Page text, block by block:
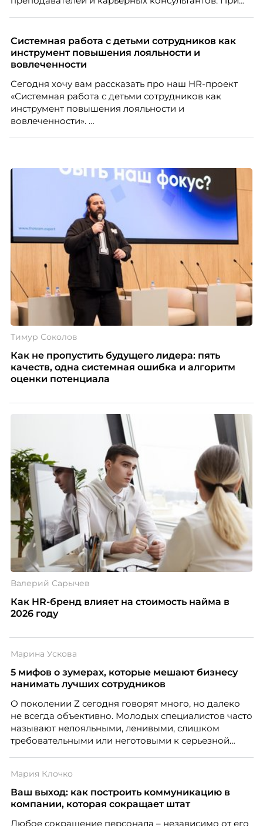
повысить эффективность сотрудников, ускорить
процессы, сохранить качество поддержки и
масштабироваться без роста команды. Так и
Skillbox.
Системная работа с детьми сотрудников как
инструмент повышения лояльности и
вовлеченности
Сегодня хочу вам рассказать про наш HR-проект
«Системная работа с детьми сотрудников как
инструмент повышения лояльности и
вовлеченности».
Тимур Соколов
Как не пропустить будущего лидера: пять
качеств, одна системная ошибка и алгоритм
оценки потенциала
Валерий Сарычев
Как HR-бренд влияет на стоимость найма в
2026 году
Марина Ускова
5 мифов о зумерах, которые мешают бизнесу
нанимать лучших сотрудников
О поколении Z сегодня говорят много, но далеко
не всегда объективно. Молодых специалистов часто
называют нелояльными, ленивыми, слишком
требовательными или неготовыми к серьезной
кадровых ошибок. В этой статье Марина Ускова,
руководитель отдела подбора персонала
рекрутинговой компании, разбирает самые
Мария Клочко
Ваш выход: как построить коммуникацию в
компании, которая сокращает штат
Любое сокращение персонала – независимо от его